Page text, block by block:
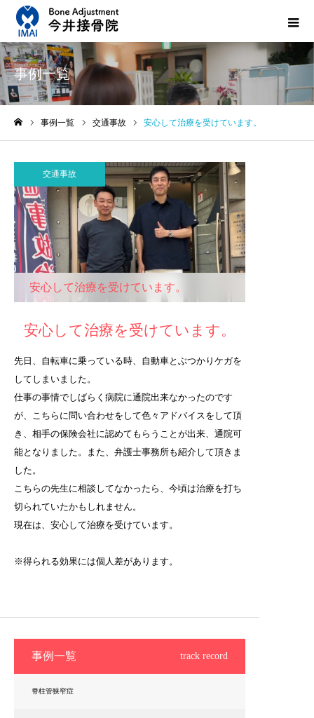
事例一覧
事例一覧 交通事故 安心して治療を受けています。
交通事故
安心して治療を受けています。
安心して治療を受けています。
先日、自転車に乗っている時、自動車とぶつかりケガを
してしまいました。
仕事の事情でしばらく病院に通院出来なかったのです
が、こちらに問い合わせをして色々アドバイスをして頂
き、相手の保険会社に認めてもらうことが出来、通院可
能となりました。また、弁護士事務所も紹介して頂きま
した。
こちらの先生に相談してなかったら、今頃は治療を打ち
切られていたかもしれません。
現在は、安心して治療を受けています。
※得られる効果には個人差があります。
事例一覧 track record
脊柱管狭窄症